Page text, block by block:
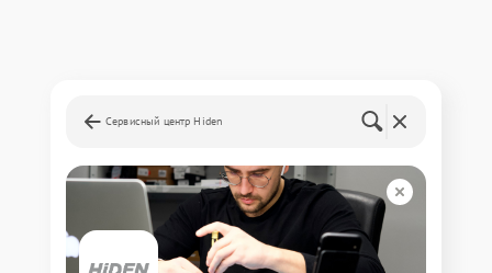
Сервисный центр Hiden